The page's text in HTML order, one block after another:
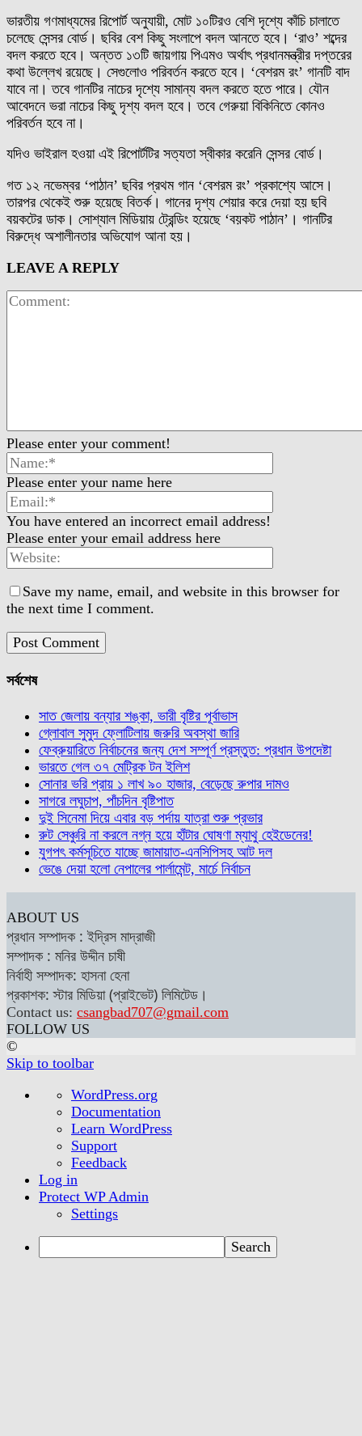
ভারতীয় গণমাধ্যমের রিপোর্ট অনুযায়ী, মোট ১০টিরও বেশি দৃশ্যে কাঁচি চালাতে
চলেছে সেন্সর বোর্ড। ছবির বেশ কিছু সংলাপে বদল আনতে হবে। ‘রাও’ শব্দের
বদল করতে হবে। অন্তত ১৩টি জায়গায় পিএমও অর্থাৎ প্রধানমন্ত্রীর দপ্তরের
কথা উল্লেখ রয়েছে। সেগুলোও পরিবর্তন করতে হবে। ‘বেশরম রং’ গানটি বাদ
যাবে না। তবে গানটির নাচের দৃশ্যে সামান্য বদল করতে হতে পারে। যৌন
আবেদনে ভরা নাচের কিছু দৃশ্য বদল হবে। তবে গেরুয়া বিকিনিতে কোনও
পরিবর্তন হবে না।
যদিও ভাইরাল হওয়া এই রিপোর্টটির সত্যতা স্বীকার করেনি সেন্সর বোর্ড।
গত ১২ নভেম্বর ‘পাঠান’ ছবির প্রথম গান ‘বেশরম রং’ প্রকাশ্যে আসে।
তারপর থেকেই শুরু হয়েছে বিতর্ক। গানের দৃশ্য শেয়ার করে দেয়া হয় ছবি
বয়কটের ডাক। সোশ্যাল মিডিয়ায় ট্রেন্ডিং হয়েছে ‘বয়কট পাঠান’। গানটির
বিরুদ্ধে অশালীনতার অভিযোগ আনা হয়।
LEAVE A REPLY
Please enter your comment!
Please enter your name here
You have entered an incorrect email address!
Please enter your email address here
Save my name, email, and website in this browser for
the next time I comment.
সর্বশেষ
সাত জেলায় বন্যার শঙ্কা, ভারী বৃষ্টির পূর্বাভাস
গ্লোবাল সুমুদ ফ্লোটিলায় জরুরি অবস্থা জারি
ফেব্রুয়ারিতে নির্বাচনের জন্য দেশ সম্পূর্ণ প্রস্তুত: প্রধান উপদেষ্টা
ভারতে গেল ৩৭ মেট্রিক টন ইলিশ
সোনার ভরি প্রায় ১ লাখ ৯০ হাজার, বেড়েছে রুপার দামও
সাগরে লঘুচাপ, পাঁচদিন বৃষ্টিপাত
দুই সিনেমা দিয়ে এবার বড় পর্দায় যাত্রা শুরু প্রভার
রুট সেঞ্চুরি না করলে নগ্ন হয়ে হাঁটার ঘোষণা ম্যাথু হেইডেনের!
যুগপৎ কর্মসূচিতে যাচ্ছে জামায়াত-এনসিপিসহ আট দল
ভেঙে দেয়া হলো নেপালের পার্লামেন্ট, মার্চে নির্বাচন
ABOUT US
প্রধান সম্পাদক : ইদ্রিস মাদ্রাজী
সম্পাদক : মনির উদ্দীন চাষী
নির্বাহী সম্পাদক: হাসনা হেনা
প্রকাশক: স্টার মিডিয়া (প্রাইভেট) লিমিটেড।
Contact us: csangbad707@gmail.com
FOLLOW US
©
Skip to toolbar
About
WordPress
WordPress.org
Documentation
Learn WordPress
Support
Feedback
Log in
Protect WP Admin
Settings
Search